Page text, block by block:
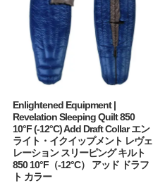
Enlightened Equipment |
Revelation Sleeping Quilt 850
10°F (-12°C) Add Draft Collar エン
ライト・イクイップメント レヴェ
レーション スリーピング キルト
850 10°F（-12°C） アッド ドラフ
ト カラー